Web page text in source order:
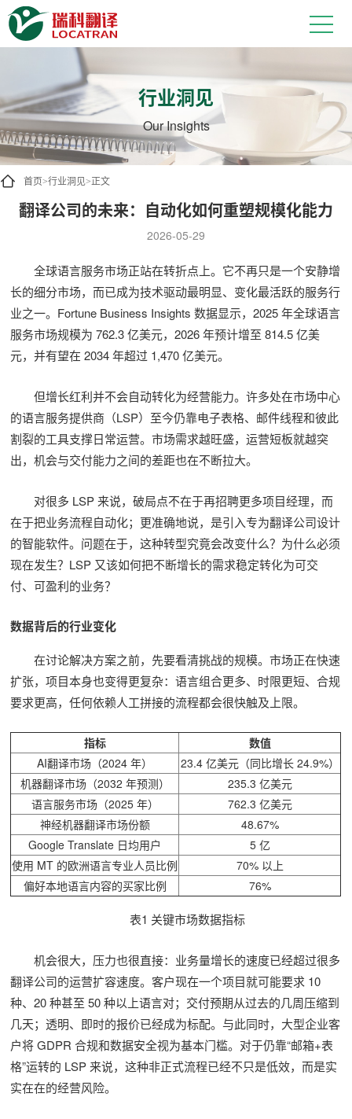
行业洞见
Our Insights
首页>行业洞见>正文
翻译公司的未来：自动化如何重塑规模化能力
2026-05-29
全球语言服务市场正站在转折点上。它不再只是一个安静增
长的细分市场，而已成为技术驱动最明显、变化最活跃的服务行
业之一。Fortune Business Insights 数据显示，2025 年全球语言
服务市场规模为 762.3 亿美元，2026 年预计增至 814.5 亿美
元，并有望在 2034 年超过 1,470 亿美元。
但增长红利并不会自动转化为经营能力。许多处在市场中心
的语言服务提供商（LSP）至今仍靠电子表格、邮件线程和彼此
割裂的工具支撑日常运营。市场需求越旺盛，运营短板就越突
出，机会与交付能力之间的差距也在不断拉大。
对很多 LSP 来说，破局点不在于再招聘更多项目经理，而
在于把业务流程自动化；更准确地说，是引入专为翻译公司设计
的智能软件。问题在于，这种转型究竟会改变什么？为什么必须
现在发生？LSP 又该如何把不断增长的需求稳定转化为可交
付、可盈利的业务？
数据背后的行业变化
在讨论解决方案之前，先要看清挑战的规模。市场正在快速
扩张，项目本身也变得更复杂：语言组合更多、时限更短、合规
要求更高，任何依赖人工拼接的流程都会很快触及上限。
指标
数值
AI翻译市场（2024 年）
23.4 亿美元（同比增长 24.9%）
机器翻译市场（2032 年预测）
235.3 亿美元
语言服务市场（2025 年）
762.3 亿美元
神经机器翻译市场份额
48.67%
Google Translate 日均用户
5 亿
使用 MT 的欧洲语言专业人员比例
70% 以上
偏好本地语言内容的买家比例
76%
表1 关键市场数据指标
机会很大，压力也很直接：业务量增长的速度已经超过很多
翻译公司的运营扩容速度。客户现在一个项目就可能要求 10
种、20 种甚至 50 种以上语言对；交付预期从过去的几周压缩到
几天；透明、即时的报价已经成为标配。与此同时，大型企业客
户将 GDPR 合规和数据安全视为基本门槛。对于仍靠“邮箱+表
格”运转的 LSP 来说，这种非正式流程已经不只是低效，而是实
实在在的经营风险。